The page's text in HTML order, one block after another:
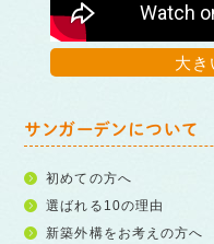
大
サンガーデンについて
初めての方へ
選ばれる10の理由
新築外構をお考えの方へ